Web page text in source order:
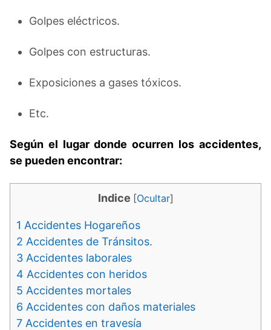
Golpes eléctricos.
Golpes con estructuras.
Exposiciones a gases tóxicos.
Etc.
Según el lugar donde ocurren los accidentes,
se pueden encontrar:
Indice [Ocultar]
1 Accidentes Hogareños
2 Accidentes de Tránsitos.
3 Accidentes laborales
4 Accidentes con heridos
5 Accidentes mortales
6 Accidentes con daños materiales
7 Accidentes en travesía